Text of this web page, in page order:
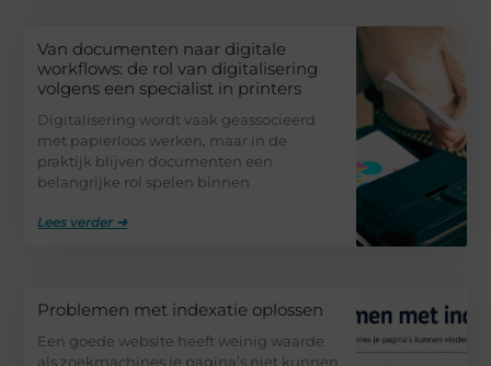
Van documenten naar digitale
workflows: de rol van digitalisering
volgens een specialist in printers
Digitalisering wordt vaak geassocieerd
met papierloos werken, maar in de
praktijk blijven documenten een
belangrijke rol spelen binnen
Lees verder ➜
Problemen met indexatie oplossen
Een goede website heeft weinig waarde
als zoekmachines je pagina’s niet kunnen